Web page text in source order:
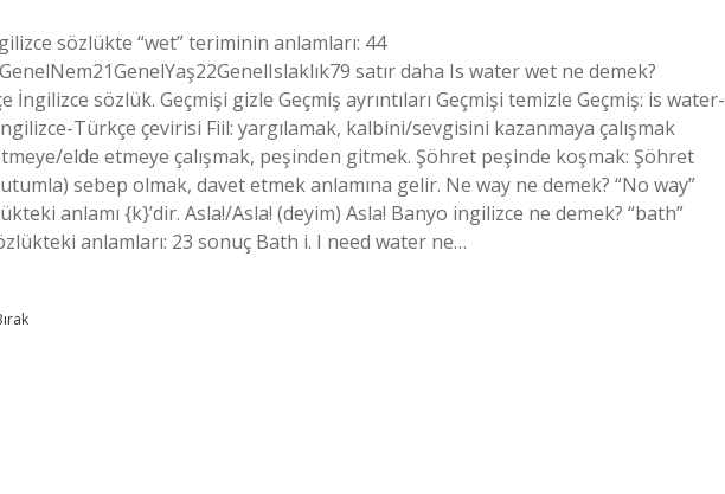
sözlükte “wet” teriminin anlamları: 44
satır daha Is water wet ne demek?
sözlük. Geçmişi gizle Geçmiş ayrıntıları Geçmişi temizle Geçmiş: is water-
Türkçe çevirisi Fiil: yargılamak, kalbini/sevgisini kazanmaya çalışmak
elde etmeye çalışmak, peşinden gitmek. Şöhret peşinde koşmak: Şöhret
sebep olmak, davet etmek anlamına gelir. Ne way ne demek? “No way”
anlamı {k}’dir. Asla!/Asla! (deyim) Asla! Banyo ingilizce ne demek? “bath”
anlamları: 23 sonuç Bath i. I need water ne…